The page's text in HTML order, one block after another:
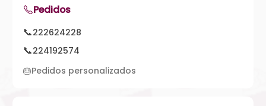
Pedidos
📞222624228
📞224192574
🎂Pedidos personalizados